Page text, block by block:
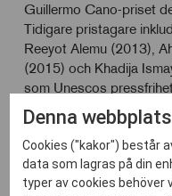
Guillermo Cano-priset
Tidigare pristagare
Reeyot Alemu (2013),
(2015) och Khadija
som Unescos
redaktör vid den
som mördades den 17
rapporterat kritiskt om
Eritrea återfinns,
Denna
Cookies ("kakor") består
data som lagras på din
typer av cookies behöver